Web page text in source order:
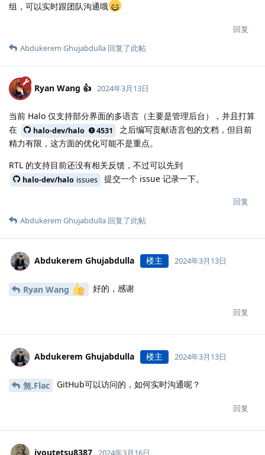
组，可以实时跟团队沟通哦
回复
Abdukerem Ghujabdulla 回复了此帖
Ryan Wang 👍 2024年3月13日
当前 Halo 仅支持部分界面的多语言（主要是管理后台），并且打算
在
halo-dev/halo 4531
之后编写贡献语言包的文档，但目前
精力有限，这方面的优化可能不是重点。
RTL 的支持目前还没有相关反馈，不过可以先到
halo-dev/halo issues 提交一个 issue 记录一下。
回复
Abdukerem Ghujabdulla 回复了此帖
Abdukerem Ghujabdulla 楼主 2024年3月13日
Ryan Wang 好的，感谢
回复
Abdukerem Ghujabdulla 楼主 2024年3月13日
無.​Flac GitHub可以访问的，如何实时沟通呢？
回复
jyoutetsu8387 2024年3月16日